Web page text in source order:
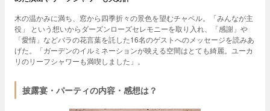
木の温かみに満ち、窓から四季折々の景色を望むチャペル。「みんなが主
役」 という想いからダーズンローズセレモニーを取り入れ、「感謝」や
「愛情」などバラの花言葉を託した16名のゲストへのメッセージを読みあ
げた。「ガーデンのイルミネーションが映える空間はとても綺麗。ユーカ
リのリーフシャワーも満喫しました」。
披露宴・パーティの内容・感想は？